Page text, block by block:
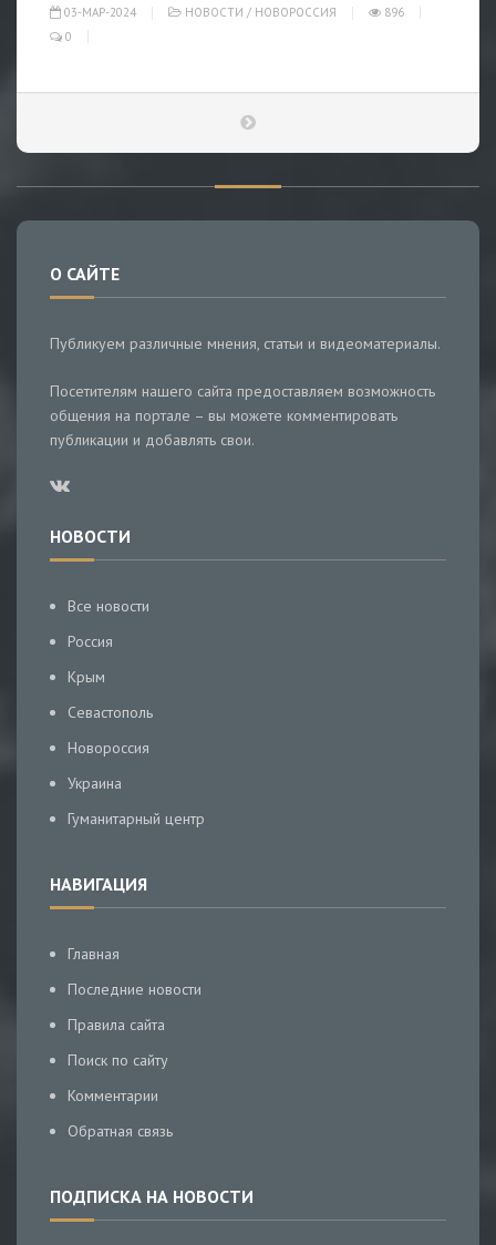
03-МАР-2024 НОВОСТИ / НОВОРОССИЯ
896
0
О САЙТЕ
Публикуем различные мнения, статьи и видеоматериалы.
Посетителям нашего сайта предоставляем возможность
общения на портале – вы можете комментировать
публикации и добавлять свои.
НОВОСТИ
Все новости
Россия
Крым
Севастополь
Новороссия
Украина
Гуманитарный центр
НАВИГАЦИЯ
Главная
Последние новости
Правила сайта
Поиск по сайту
Комментарии
Обратная связь
ПОДПИСКА НА НОВОСТИ